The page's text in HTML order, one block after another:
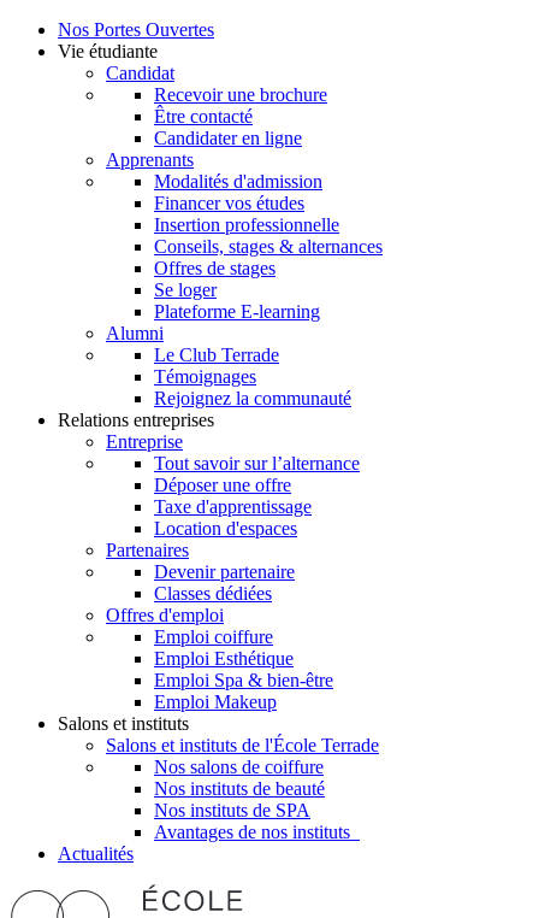
Nos Portes Ouvertes
Vie étudiante
Candidat
Recevoir une brochure
Être contacté
Candidater en ligne
Apprenants
Modalités d'admission
Financer vos études
Insertion professionnelle
Conseils, stages & alternances
Offres de stages
Se loger
Plateforme E-learning
Alumni
Le Club Terrade
Témoignages
Rejoignez la communauté
Relations entreprises
Entreprise
Tout savoir sur l’alternance
Déposer une offre
Taxe d'apprentissage
Location d'espaces
Partenaires
Devenir partenaire
Classes dédiées
Offres d'emploi
Emploi coiffure
Emploi Esthétique
Emploi Spa & bien-être
Emploi Makeup
Salons et instituts
Salons et instituts de l'École Terrade
Nos salons de coiffure
Nos instituts de beauté
Nos instituts de SPA
Avantages de nos instituts
Actualités